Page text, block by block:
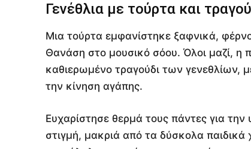
Γενέθλια με τούρτα και
Μια τούρτα εμφανίστηκε ξαφνικά,
Θανάση στο μουσικό σόου. Όλοι μαζί, η
καθιερωμένο τραγούδι των γενεθλίων,
την κίνηση αγάπης.
Ευχαρίστησε θερμά τους πάντες για
στιγμή, μακριά από τα δύσκολα